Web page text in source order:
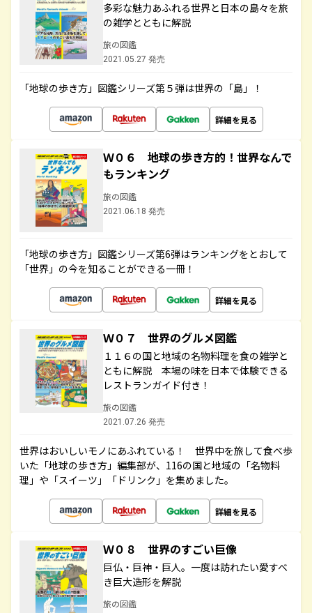
多彩な魅力あふれる世界と日本の島々を旅
の雑学とともに解説
旅の図鑑
2021.05.27 発売
「地球の歩き方」図鑑シリーズ第５弾は世界の「島」！
詳細を見る
Ｗ０６ 地球の歩き方的！世界なんで
もランキング
旅の図鑑
2021.06.18 発売
「地球の歩き方」図鑑シリーズ第6弾はランキングをとおして
「世界」の今を知ることができる一冊！
詳細を見る
Ｗ０７ 世界のグルメ図鑑
１１６の国と地域の名物料理を食の雑学と
ともに解説 本場の味を日本で体験できる
レストランガイド付き！
旅の図鑑
2021.07.26 発売
世界はおいしいモノにあふれている！ 世界中を旅して食べ歩
いた「地球の歩き方」編集部が、116の国と地域の「名物料
理」や「スイーツ」「ドリンク」を集めました。
詳細を見る
Ｗ０８ 世界のすごい巨像
巨仏・巨神・巨人。一度は訪れたい愛すべ
き巨大造形を解説
旅の図鑑